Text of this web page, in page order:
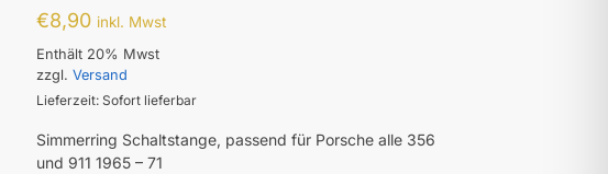
€8,90 inkl. Mwst
Enthält 20% Mwst
zzgl.Versand
Lieferzeit: Sofort lieferbar
Simmerring Schaltstange, passend für Porsche alle 356
und 911 1965 – 71